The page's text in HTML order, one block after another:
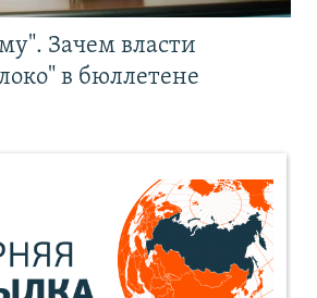
Зачем власти
в бюллетене